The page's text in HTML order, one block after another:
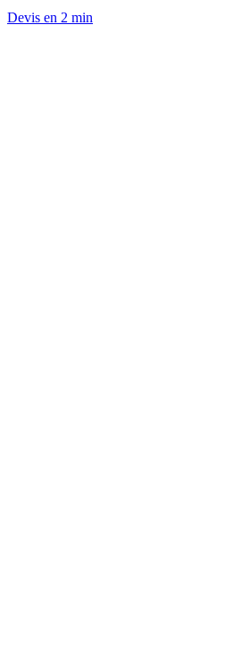
Devis en 2 min